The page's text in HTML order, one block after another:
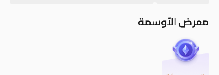
معرض الأوسمة